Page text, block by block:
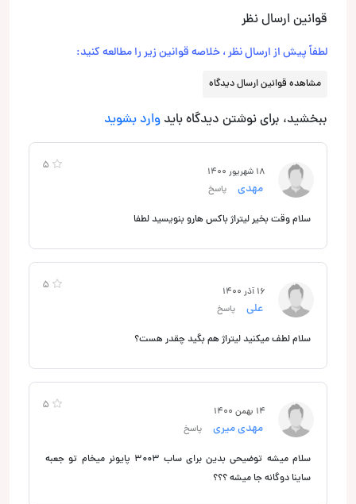
قوانین ارسال نظر
لطفاً پیش از ارسال نظر ، خلاصه قوانین زیر را مطالعه کنید:
مشاهده قوانین ارسال دیدگاه
ببخشید، برای نوشتن دیدگاه باید وارد بشوید
5 18 شهریور 1400
مهدی پاسخ
سلام وقت بخیر لیتراژ باکس هارو بنویسید لطفا
5 16 آذر 1400
علی پاسخ
سلام لطف میکنید لیتراژ هم بگید چقدر هست؟
5 14 بهمن 1400
مهدی میری پاسخ
سلام میشه توضیحی بدین برای ساب ۳۰۰۳ پایونر میخام تو جعبه
ساینا دوگانه جا میشه ؟؟؟